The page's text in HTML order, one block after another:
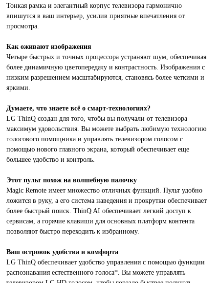
Тонкая рамка и элегантный корпус телевизора гармонично
впишутся в ваш интерьер, усилив приятные впечатления от
просмотра.
Как оживают изображения
Четыре быстрых и точных процессора устраняют шум, обеспечивая
более динамичную цветопередачу и контрастность. Изображения с
низким разрешением масштабируются, становясь более четкими и
яркими.
Думаете, что знаете всё о смарт-технологиях?
LG ThinQ создан для того, чтобы вы получали от телевизора
максимум удовольствия. Вы можете выбрать любимую технологию
голосового помощника и управлять телевизором голосом с
помощью нового главного экрана, который обеспечивает еще
большее удобство и контроль.
Этот пульт похож на волшебную палочку
Magic Remote имеет множество отличных функций. Пульт удобно
ложится в руку, а его система наведения и прокрутки обеспечивает
более быстрый поиск. ThinQ AI обеспечивает легкий доступ к
сервисам, а горячие клавиши для основных платформ контента
позволяют быстро переходить к избранному.
Ваш островок удобства и комфорта
LG ThinQ обеспечивает удобство управления с помощью функции
распознавания естественного голоса*. Вы можете управлять